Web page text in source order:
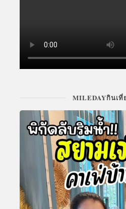
MILEDAYกินเที่